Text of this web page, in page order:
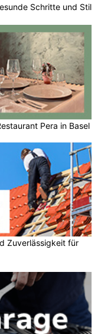
Schritte und Stil
Pera in Basel
Zuverlässigkeit für